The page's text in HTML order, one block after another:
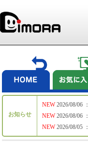
お知らせ
NEW
NEW
NEW
2026/08/06
2026/08/06
2026/08/05